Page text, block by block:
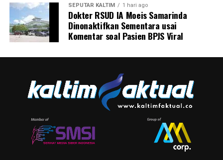
SEPUTAR KALTIM 1 hari ago
Dokter RSUD IA Moeis Samarinda
Dinonaktifkan Sementara usai
Komentar soal Pasien BPJS Viral